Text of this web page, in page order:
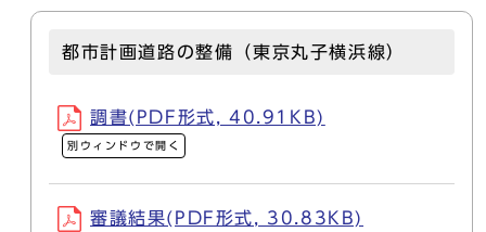
都市計画道路の整備（東京丸子横浜線）
調書(PDF形式, 40.91KB)
別ウィンドウで開く
審議結果(PDF形式, 30.83KB)